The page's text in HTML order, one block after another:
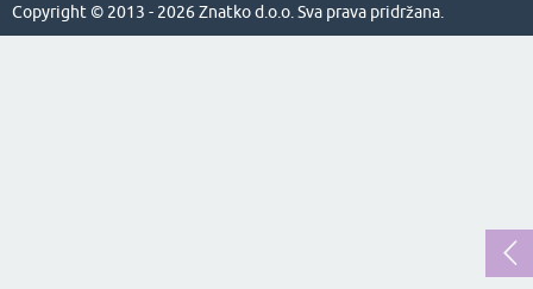
Copyright © 2013 - 2026 Znatko d.o.o. Sva prava pridržana.